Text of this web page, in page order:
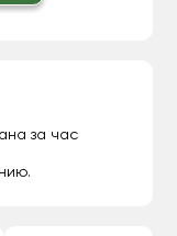
за час